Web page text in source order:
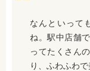
なんといって
ね。駅中店舗
ってたくさん
り、ふわふわ